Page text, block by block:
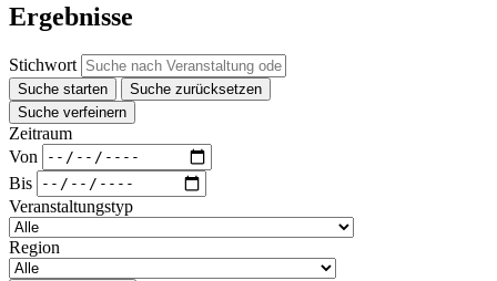
Ergebnisse
Stichwort
Suche starten
Suche zurücksetzen
Suche verfeinern
Zeitraum
Von
Bis
Veranstaltungstyp
Region